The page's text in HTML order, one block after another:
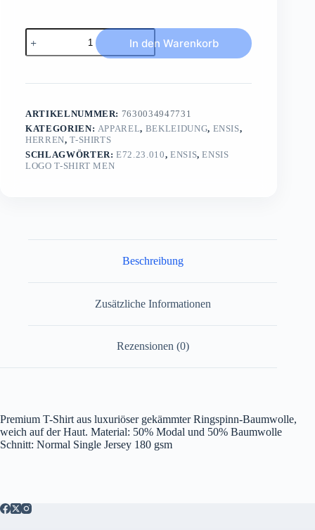
ENSIS
Logo
T-
MENshort
Jersey
Menge
In den Warenkorb
ARTIKELNUMMER: 7630034947731
KATEGORIEN: APPAREL, BEKLEIDUNG, ENSIS,
HERREN,T-SHIRTS
SCHLAGWÖRTER:E72.23.010, ENSIS,ENSIS
LOGO T-SHIRT MEN
Beschreibung
Zusätzliche Informationen
Rezensionen (0)
Premium T-Shirt aus luxuriöser gekämmter Ringspinn-Baumwolle,
weich auf der Haut. Material: 50% Modal und 50% Baumwolle
Schnitt: Normal Single Jersey 180 gsm